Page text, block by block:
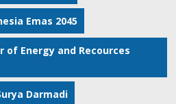
Emas 2045
of Energy and Recources
Darmadi